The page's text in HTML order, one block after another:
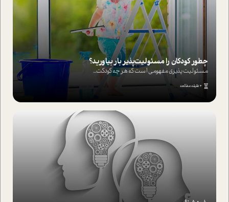
چطور کودکان را مسئولیت‌پذیر بار بیاورید؟
مسئولیت پذیری مفهومی ا ست که هر چه کودکت...
4 دقیقه مطالعه